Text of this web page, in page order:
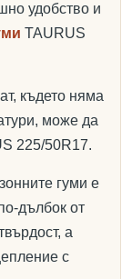
удобство и
TAURUS
където няма
може да
225/50R17.
гуми е
дълбок от
а
с